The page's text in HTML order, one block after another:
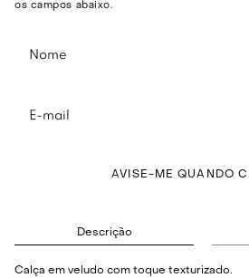
os campos abaixo.
AVISE-ME QUANDO
Descrição
Calça em veludo com toque texturizado.